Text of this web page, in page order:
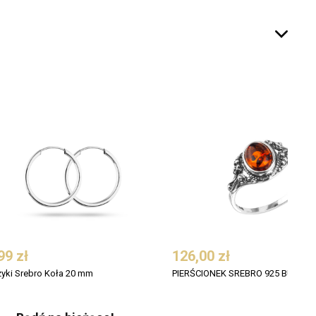

zł
Srebro Koła 20 mm
126,00 zł